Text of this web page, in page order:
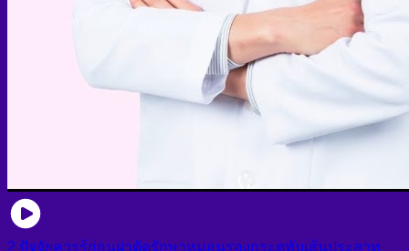
2 ปัจจัยควรรู้ก่อนผ่าตัดรักษาหมอนรองกระดูทับเส้นประสาท